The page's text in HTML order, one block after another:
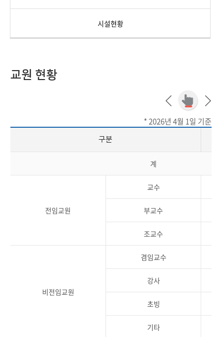
시설현황
교원 현황
* 2026년 4월 1일 기준
구분
계
전임교원
교수
부교수
조교수
비전임교원
겸임교수
강사
초빙
기타